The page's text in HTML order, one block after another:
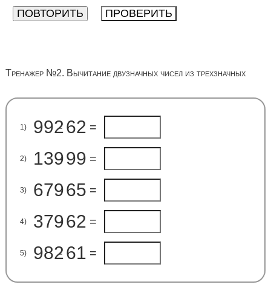
Тренажер №2. Вычитание двузначных чисел из трехзначных
1) 992
- 62 =
2) 139
- 99 =
3) 679
- 65 =
4) 379
- 62 =
5) 982
- 61 =